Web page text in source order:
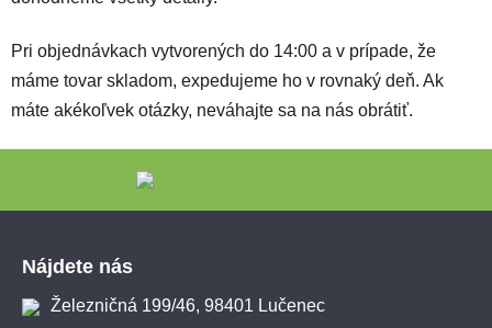
Pri objednávkach vytvorených do 14:00 a v prípade, že
máme tovar skladom, expedujeme ho v rovnaký deň. Ak
máte akékoľvek otázky, neváhajte sa na nás obrátiť.
Nájdete nás
Železničná 199/46, 98401 Lučenec